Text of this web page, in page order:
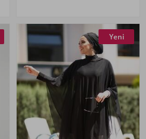
Yeni